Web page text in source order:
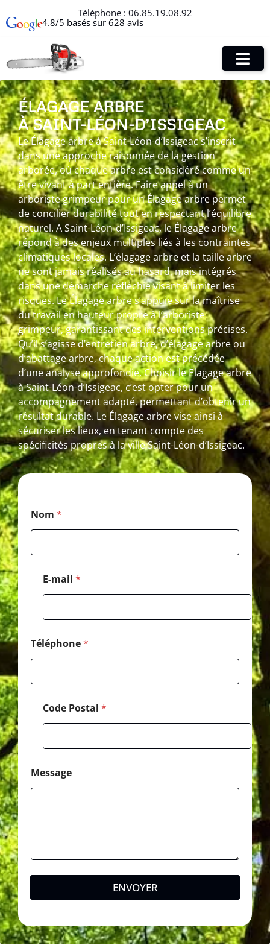
Téléphone : 06.85.19.08.92
4.8/5 basés sur 628 avis
ÉLAGAGE ARBRE
À SAINT-LÉON-D’ISSIGEAC
Le Élagage arbre à Saint-Léon-d’Issigeac s’inscrit
dans une approche raisonnée de la gestion
arborée, où chaque arbre est considéré comme un
être vivant à part entière. Faire appel à un
arboriste grimpeur pour un Élagage arbre permet
de concilier durabilité tout en respectant l’équilibre
naturel. A Saint-Léon-d’Issigeac, le Élagage arbre
répond à des enjeux multiples liés à les contraintes
climatiques locales. L’élagage arbre et la taille arbre
ne sont jamais réalisés au hasard, mais intégrés
dans une démarche réfléchie visant à limiter les
risques. Le Élagage arbre s’appuie sur la maîtrise
du travail en hauteur propre à l’arboriste
grimpeur, garantissant des interventions précises.
Qu’il s’agisse d’entretien arbre, d’élagage arbre ou
d’abattage arbre, chaque action est précédée
d’une analyse approfondie. Choisir le Élagage arbre
à Saint-Léon-d’Issigeac, c’est opter pour un
accompagnement adapté, permettant d’obtenir un
résultat durable. Le Élagage arbre vise ainsi à
sécuriser les lieux, en tenant compte des
spécificités propres à la ville Saint-Léon-d’Issigeac.
Nom *
E-mail *
Téléphone*
o
m
a
l
P
o
s
t
a
l
Code Postal *
Message
ENVOYER